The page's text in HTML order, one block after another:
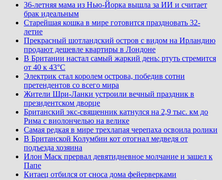
36-летняя мама из Нью-Йорка вышла за ИИ и считает
брак идеальным
Старейшая кошка в мире готовится праздновать 32-
летие
Прекрасный шотландский остров с видом на Ирландию
продают дешевле квартиры в Лондоне
В Британии настал самый жаркий день: ртуть стремится
от 40 к 43°C
Электрик стал королем острова, победив сотни
претендентов со всего мира
Жители Шри-Ланки устроили вечный праздник в
президентском дворце
Британский экс-священник катнулся на 2,9 тыс. км до
Рима с виолончелью на велике
Самая редкая в мире трехлапая черепаха освоила ролики
В Британской Колумбии кот отогнал медведя от
подъезда хозяина
Илон Маск прервал девятидневное молчание и зашел к
Папе
Китаец отбился от сноса дома фейерверками